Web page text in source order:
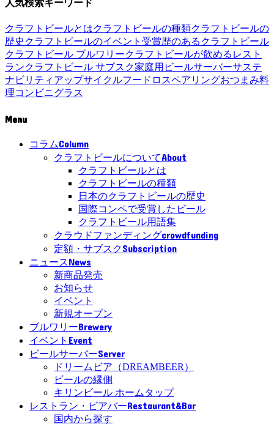
クラフトビールとはクラフトビールの種類クラフトビールの
歴史 クラフトビールのイベント 受賞歴のあるクラフトビール
クラフトビール ブルワリークラフトビールが飲めるレスト
ランクラフトビール サブスク家庭用ビールサーバーサステ
ナビリティ アップサイクルフードロスペアリングおつまみ料
理コンビニグラス
Menu
コラムColumn
クラフトビールについてAbout
クラフトビールとは
クラフトビールの種類
日本のクラフトビールの歴史
国際コンペで受賞したビール
クラフトビール用語集
クラウドファンディングcrowdfunding
定額・サブスクSubscription
ニュースNews
新商品発売
お知らせ
イベント
新規オープン
ブルワリーBrewery
イベント Event
ビールサーバーServer
ドリームビア（DREAMBEER）
ビールの縁側
キリンビール ホームタップ
レストラン・ビアバーRestaurant&Bar
国内から探す